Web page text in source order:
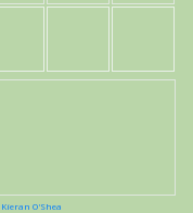
Kieran O'Shea